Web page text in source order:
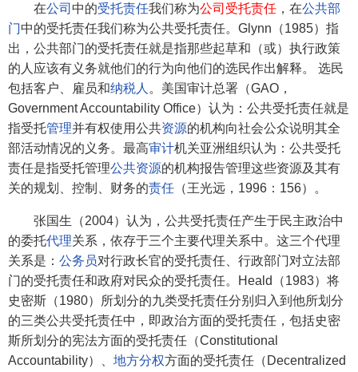
在公司 中的受托责任我们称为公司受托责任 ，在公共部
门中的受托责任我们称为公共受托责任。Glynn（1985）指
出，公共部门的受托责任就是指那些起草和（或）执行政策
的人应该有义务就他们的行为向他们的选民作出解释。 选民
包括客户、雇员和纳税人 。美国审计总署（GAO，
Government Accountability Office）认为：公共受托责任就是
指受托管理并有权使用公共资源的机构向社会公众说明其全
部活动情况的义务。最高审计机关亚洲组织认为：公共受托
责任是指受托管理公共资源的机构报告管理这些资源及其有
关的规划、控制、财务的责任 （王光远，1996：156）。
张国生（2004）认为，公共受托责任产生于民主政治中
的委托代理关系，依存于三个主要代理关系中。这三个代理
关系是： 公务员对行政长官的受托责任、行政部门对立法部
门的受托责任和政府对民众的受托责任。Heald（1983）将
史密斯（1980）所划分的九类受托责任分别归入到他所划分
的三类公共受托责任中，即政治方面的受托责任，包括史密
斯所划分的宪法方面的受托责任（Constitutional
Accountability）、 地方分权方面的受托责任（Decentralized